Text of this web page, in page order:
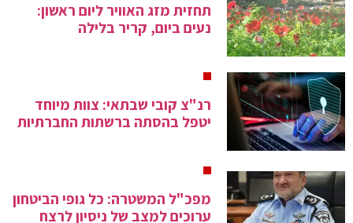
תחזית מזג האוויר ליום ראשון:
נעים ביום, קריר בלילה
רנ"צ קובי שבתאי: צוות מיוחד
יטפל בהסתה ברשתות החברתיות
מפכ"ל המשטרה: כל גופי הביטחון
ערוכים למצב של ניסיון לרצח